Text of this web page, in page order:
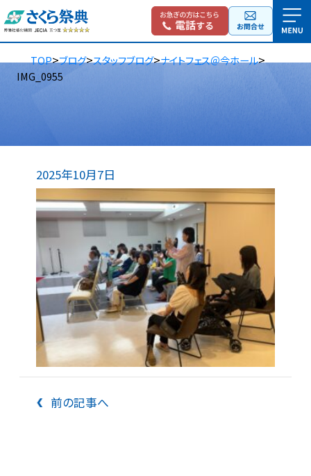
TOP>ブログ>スタッフブログ>ナイトフェス＠今ホール>
IMG_0955
2025年10月7日
前の記事へ